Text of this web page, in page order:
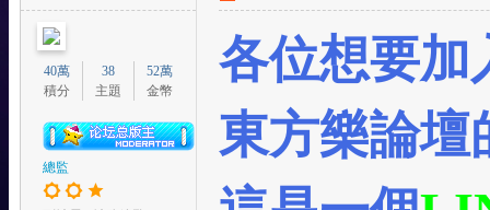
T
40萬
積分
38
主題
52萬
金幣
總監
各位想要加
東方樂論壇